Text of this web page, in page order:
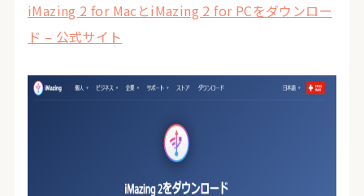
iMazing 2 for MacとiMazing 2 for PCをダウンロー
ド – 公式サイト